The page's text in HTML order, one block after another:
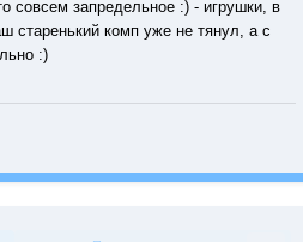
совсем запредельное :) - игрушки, в
старенький комп уже не тянул, а с
:)